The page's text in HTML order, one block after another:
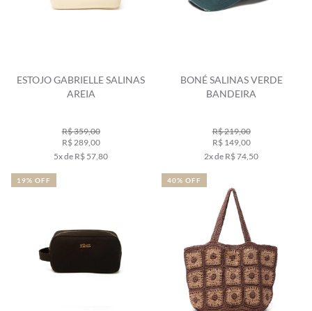
ESTOJO GABRIELLE SALINAS
AREIA
R$ 359,00
R$ 289,00
5x de R$ 57,80
BONÉ SALINAS VERDE
BANDEIRA
R$ 219,00
R$ 149,00
2x de R$ 74,50
19% OFF 40% OFF